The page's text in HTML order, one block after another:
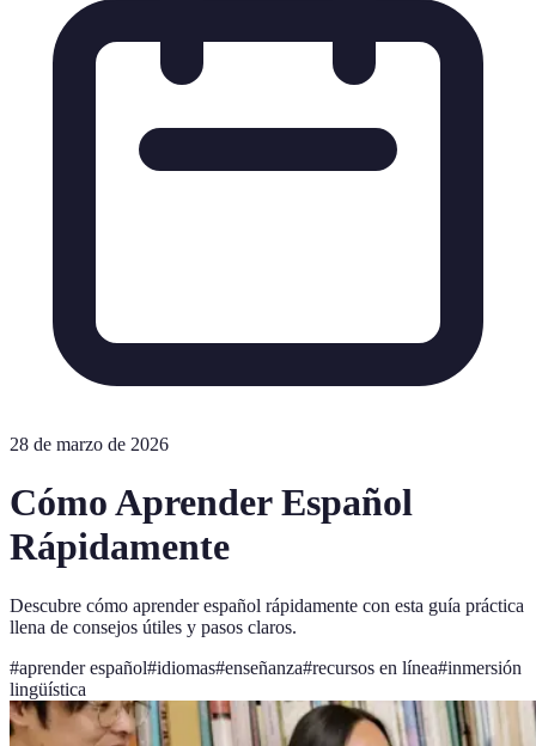
28 de marzo de 2026
Cómo Aprender Español
Rápidamente
Descubre cómo aprender español rápidamente con esta guía práctica
llena de consejos útiles y pasos claros.
#aprender español#idiomas#enseñanza#recursos en línea#inmersión
lingüística